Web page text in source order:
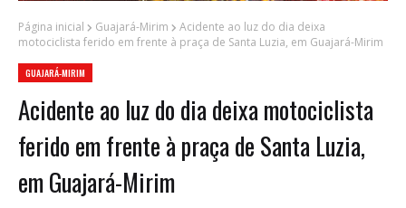
Página inicial Guajará-Mirim
Acidente ao luz do dia deixa
motociclista ferido em frente à praça de Santa Luzia, em Guajará-Mirim
GUAJARÁ-MIRIM
Acidente ao luz do dia deixa motociclista
ferido em frente à praça de Santa Luzia,
em Guajará-Mirim